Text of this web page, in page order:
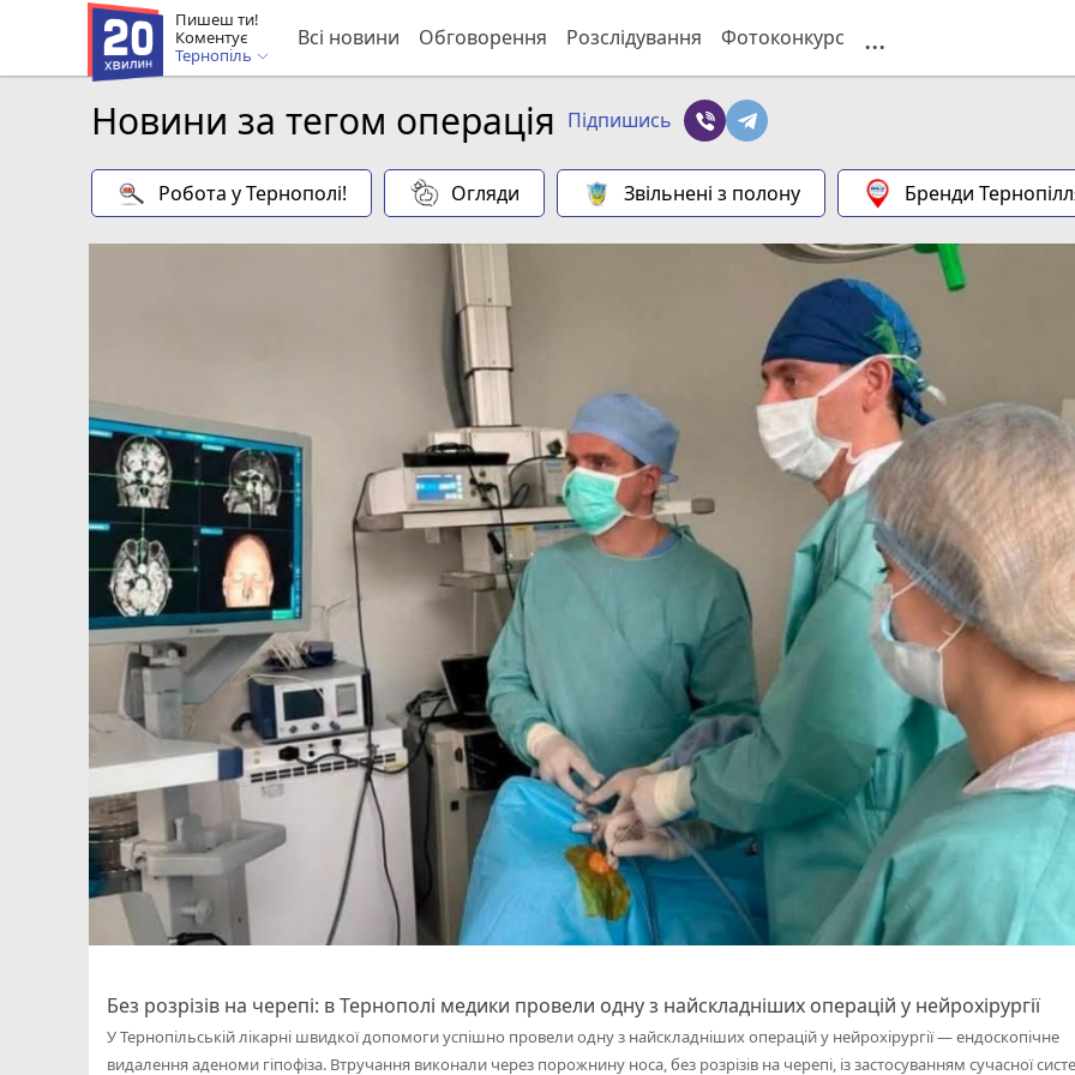
Пишеш ти!
Коментує
Тернопіль
Всі новини Обговорення Розслідування Фотоконкурс ...
Новини за тегом операція Підпишись
Робота у Тернополі! Огляди Звільнені з полону Бренди
Без розрізів на черепі: в Тернополі медики провели одну з найскладніших операцій у нейрохірургії
У Тернопільській лікарні швидкої допомоги успішно провели одну з найскладніших операцій у нейрохірургії — ендоскопічне
видалення аденоми гіпофіза. Втручання виконали через порожнину носа, без розрізів на черепі, із застосуванням сучасної